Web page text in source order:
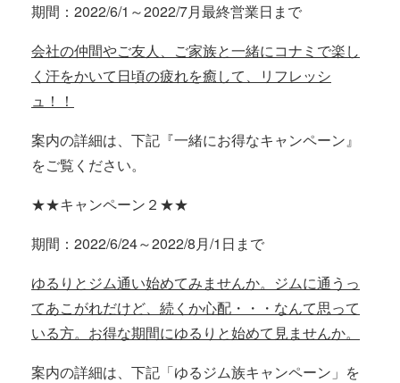
期間：2022/6/1～2022/7月最終営業日まで
会社の仲間やご友人、ご家族と一緒にコナミで楽し
く汗をかいて日頃の疲れを癒して、リフレッシ
ュ！！
案内の詳細は、下記『一緒にお得なキャンペーン』
をご覧ください。
★★キャンペーン２★★
期間：2022/6/24～2022/8月/1日まで
ゆるりとジム通い始めてみませんか。ジムに通うっ
てあこがれだけど、続くか心配・・・なんて思って
いる方。お得な期間にゆるりと始めて見ませんか。
案内の詳細は、下記「ゆるジム族キャンペーン」を